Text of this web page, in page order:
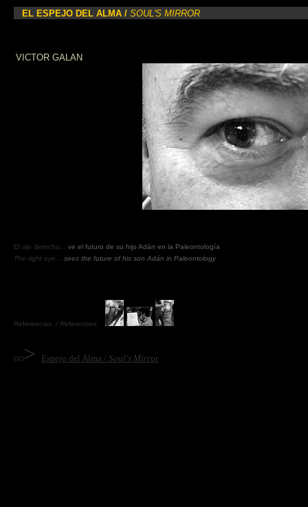
EL ESPEJO DEL ALMA / SOUL'S MIRROR
VICTOR GALAN
El ojo derecho... ve el futuro de su hijo Adán en la Paleontología
The right eye... sees the future of his son Adán in Paleontology
Referencias / References:
GO> Espejo del Alma / Soul's Mirror